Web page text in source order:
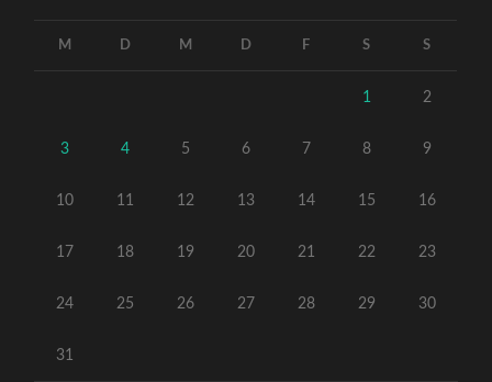
M D M D F S S
1 2
3 4 5 6 7 8 9
10 11 12 13 14 15 16
17 18 19 20 21 22 23
24 25 26 27 28 29 30
31